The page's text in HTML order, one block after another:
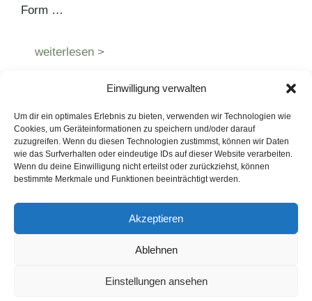
Einwilligung verwalten
Um dir ein optimales Erlebnis zu bieten, verwenden wir Technologien wie
Cookies, um Geräteinformationen zu speichern und/oder darauf
zuzugreifen. Wenn du diesen Technologien zustimmst, können wir Daten
wie das Surfverhalten oder eindeutige IDs auf dieser Website verarbeiten.
Wenn du deine Einwilligung nicht erteilst oder zurückziehst, können
bestimmte Merkmale und Funktionen beeinträchtigt werden.
Akzeptieren
Ablehnen
Einstellungen ansehen
Form …
weiterlesen >
Schlagwörter
Krisenkommunikation,PR,Social Media
Marketing,User Generated Content
FAQ